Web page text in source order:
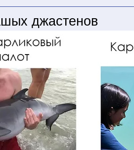
джастенов